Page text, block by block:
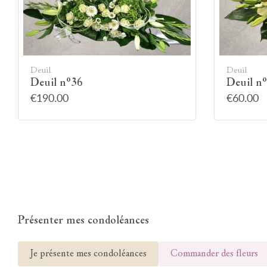
Deuil
Deuil n°36
€190.00
Deuil
Deuil
€60.00
Présenter mes condoléances
Je présente mes condoléances Commander des fleurs